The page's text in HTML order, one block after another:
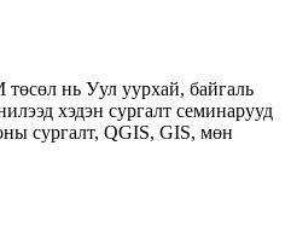
нь Уул уурхай, байгаль
хэдэн сургалт семинарууд
сургалт, QGIS, GIS, мөн